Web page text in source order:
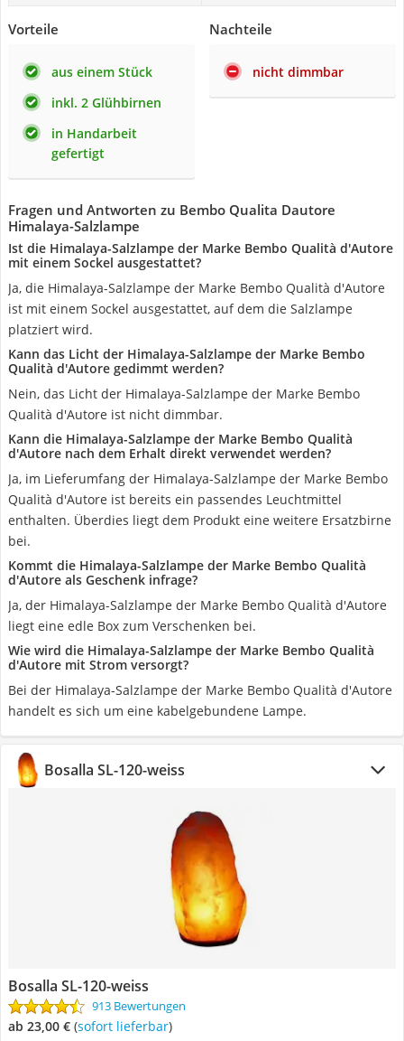
Vorteile
aus einem Stück
inkl. 2 Glühbirnen
in Handarbeit
gefertigt
Nachteile
nicht dimmbar
Fragen und Antworten zu Bembo Qualita Dautore
Himalaya-Salzlampe
Ist die Himalaya-Salzlampe der Marke Bembo Qualità d'Autore
mit einem Sockel ausgestattet?
Ja, die Himalaya-Salzlampe der Marke Bembo Qualità d'Autore
ist mit einem Sockel ausgestattet, auf dem die Salzlampe
platziert wird.
Kann das Licht der Himalaya-Salzlampe der Marke Bembo
Qualità d'Autore gedimmt werden?
Nein, das Licht der Himalaya-Salzlampe der Marke Bembo
Qualità d'Autore ist nicht dimmbar.
Kann die Himalaya-Salzlampe der Marke Bembo Qualità
d'Autore nach dem Erhalt direkt verwendet werden?
Ja, im Lieferumfang der Himalaya-Salzlampe der Marke Bembo
Qualità d'Autore ist bereits ein passendes Leuchtmittel
enthalten. Überdies liegt dem Produkt eine weitere Ersatzbirne
bei.
Kommt die Himalaya-Salzlampe der Marke Bembo Qualità
d'Autore als Geschenk infrage?
Ja, der Himalaya-Salzlampe der Marke Bembo Qualità d'Autore
liegt eine edle Box zum Verschenken bei.
Wie wird die Himalaya-Salzlampe der Marke Bembo Qualità
d'Autore mit Strom versorgt?
Bei der Himalaya-Salzlampe der Marke Bembo Qualità d'Autore
handelt es sich um eine kabelgebundene Lampe.
Bosalla SL-120-weiss
Bosalla SL-120-weiss
913 Bewertungen
ab 23,00 € ( Sofort lieferbar)